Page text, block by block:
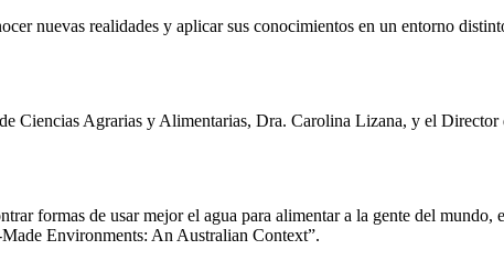
nuevas realidades y aplicar sus conocimientos en un entorno
Ciencias Agrarias y Alimentarias, Dra. Carolina Lizana, y el
formas de usar mejor el agua para alimentar a la gente del mundo,
Environments: An Australian Context”.